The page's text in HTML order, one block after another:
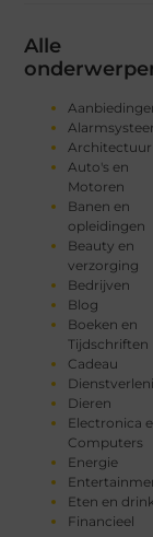
Alle
Architectuur
Auto's en
Motoren
Banen en
opleidingen
Beauty en
verzorging
Bedrijven
Blog
Boeken en
Tijdschriften
Cadeau
Dieren
Electronica
Computers
Energie
Eten en
Financieel